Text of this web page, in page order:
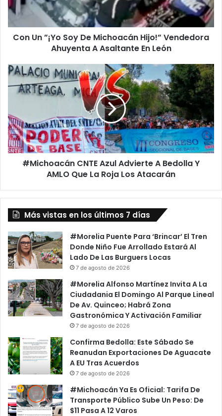
Hijo!”
Vendedora
Ahuyenta
León
Con Un ”¡Yo Soy De Michoacán Hijo!” Vendedora
Ahuyenta A Asaltante En León
#Michoacán
CNTE
Azul
Bedolla
Y
AMLO
Que
#Michoacán CNTE Azul Advierte A Bedolla Y
AMLO Que La Roja Los Atacarán
Más vistas en los últimos 7 días
#Morelia Puente Para ‘Brincar’ El Tren
Donde Niño Fue Arrollado Estará Al
Lado De Las Burguers Locas
7 de agosto de 2026
#Morelia Alfonso Martínez Invita A La
Ciudadania El Domingo Al Parque Lineal
De Av. Quinceo; Habrá Zona
Gastronómica Y Activación Familiar
7 de agosto de 2026
Confirma Bedolla: Este Sábado Se
Reanudan Exportaciones De Aguacate
A EU Tras Acuerdos
7 de agosto de 2026
#Michoacán Ya Es Oficial: Tarifa De
Transporte Público Sube Un Peso: De
$11 Pasa A 12 Varos